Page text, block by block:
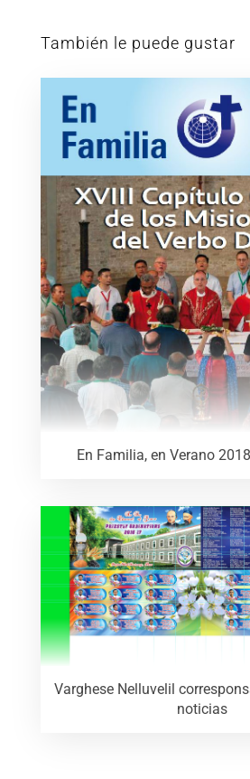
También le puede gustar
En Familia, en Verano
Varghese Nelluvelil
noticias